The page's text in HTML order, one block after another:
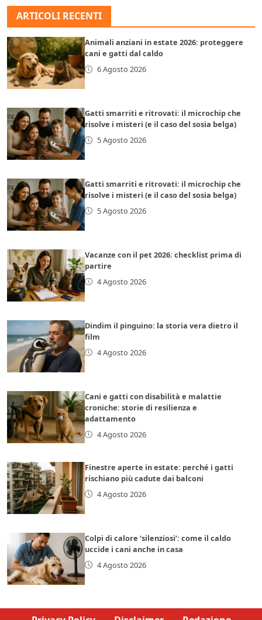
ARTICOLI RECENTI
Animali anziani in estate 2026: proteggere
cani e gatti dal caldo
6 Agosto 2026
Gatti smarriti e ritrovati: il microchip che
risolve i misteri (e il caso del sosia belga)
5 Agosto 2026
Gatti smarriti e ritrovati: il microchip che
risolve i misteri (e il caso del sosia belga)
5 Agosto 2026
Vacanze con il pet 2026: checklist prima di
partire
4 Agosto 2026
Dindim il pinguino: la storia vera dietro il
film
4 Agosto 2026
Cani e gatti con disabilità e malattie
croniche: storie di resilienza e
adattamento
4 Agosto 2026
Finestre aperte in estate: perché i gatti
rischiano più cadute dai balconi
4 Agosto 2026
Colpi di calore ‘silenziosi’: come il caldo
uccide i cani anche in casa
4 Agosto 2026